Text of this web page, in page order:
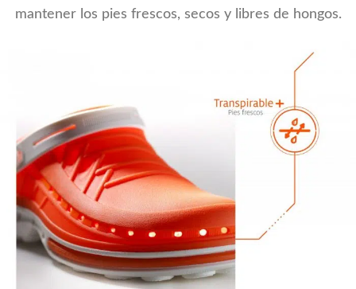
mantener los pies frescos, secos y libres de hongos.